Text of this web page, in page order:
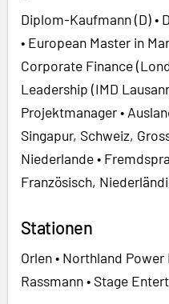
Diplom-Kaufmann (D) •
• European Master in
Corporate Finance
Leadership (IMD
Projektmanager •
Singapur, Schweiz,
Niederlande •
Französisch,
Stationen
Orlen • Northland
Rassmann • Stage